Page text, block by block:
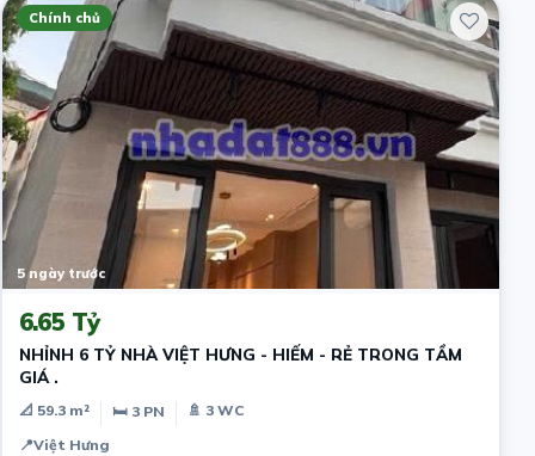
Chính chủ
5 ngày trước
6.65 Tỷ
NHỈNH 6 TỶ NHÀ VIỆT HƯNG - HIẾM - RẺ TRONG TẦM
GIÁ .
📐 59.3 m² 🛏 3 PN
🚿 3 WC
📍Việt Hưng